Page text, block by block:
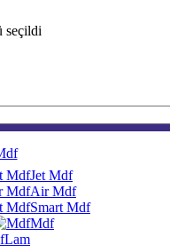
seçildi
Jet Mdf
Air Mdf
Smart Mdf
Mdf